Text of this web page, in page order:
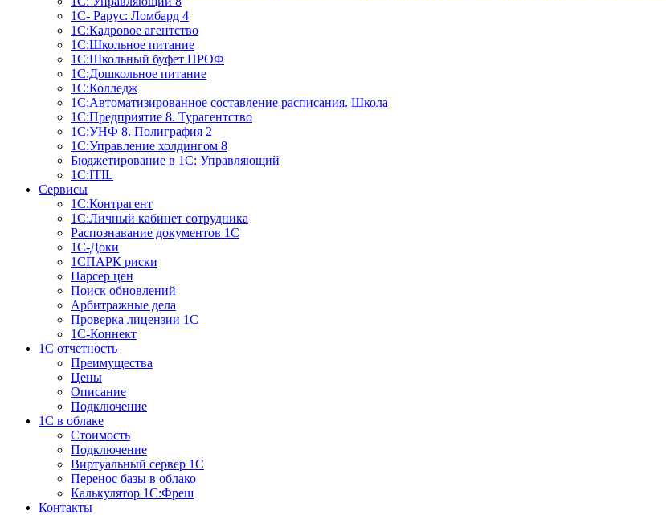
1С- Рарус: Ломбард 4
1С:Кадровое агентство
1С:Школьное питание
1С:Школьный буфет ПРОФ
1C:Дошкольное питание
1С:Колледж
1С:Автоматизированное составление расписания. Школа
1С:Предприятие 8. Турагентство
1С:УНФ 8. Полиграфия 2
1С:Управление холдингом 8
Бюджетирование в 1С: Управляющий
1С:ITIL
Сервисы
1C:Контрагент
1С:Личный кабинет сотрудника
Распознавание документов 1С
1С-Доки
1CПАРК риски
Парсер цен
Поиск обновлений
Арбитражные дела
Проверка лицензии 1С
1С-Коннект
1C отчетность
Преимущества
Цены
Описание
Подключение
1С в облаке
Стоимость
Подключение
Виртуальный сервер 1С
Перенос базы в облако
Калькулятор 1С:Фреш
Контакты